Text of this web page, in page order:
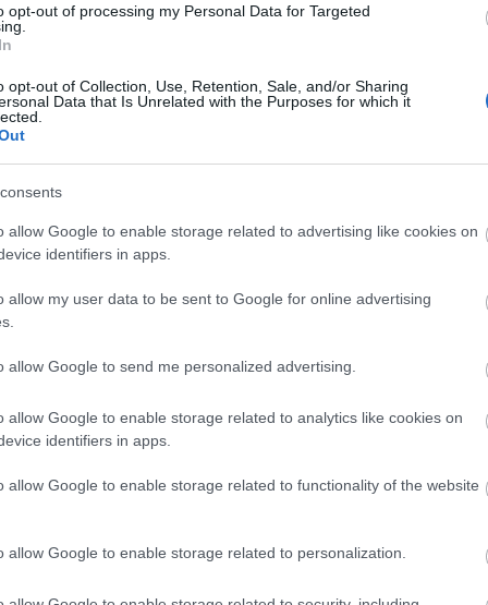
opt-out of processing my Personal Data for Targeted
opt-out of Collection, Use, Retention, Sale, and/or Sharing
Data that Is Unrelated with the Purposes for which it
allow Google to enable storage related to advertising like cookies on
identifiers in apps.
allow my user data to be sent to Google for online advertising
allow Google to send me personalized advertising.
allow Google to enable storage related to analytics like cookies on
identifiers in apps.
allow Google to enable storage related to functionality of the website
allow Google to enable storage related to personalization.
- kerüljük június-augusztrus között, főleg a 35
trlja)
kostelj) - bár gondolom a cápa mindenkinél
kampi)
helyi:
van szezonja)
bizony Thaiföldről, Vietnámból,
érkeznek több ezer kilométert megtéve. Az
lehet megkülönböztetni a fagyasztott
kerül, és finomabb.
A
A
lenne
A
az
A
RSS